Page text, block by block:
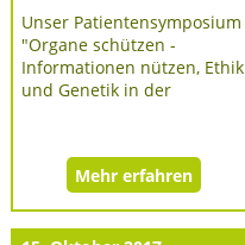
Unser Patientensymposium
"Organe schützen -
Informationen nützen, Ethik
und Genetik in der
Mehr erfahren